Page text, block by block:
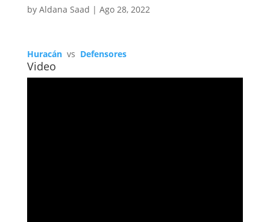
by Aldana Saad | Ago 28, 2022
Huracán vs Defensores
Video